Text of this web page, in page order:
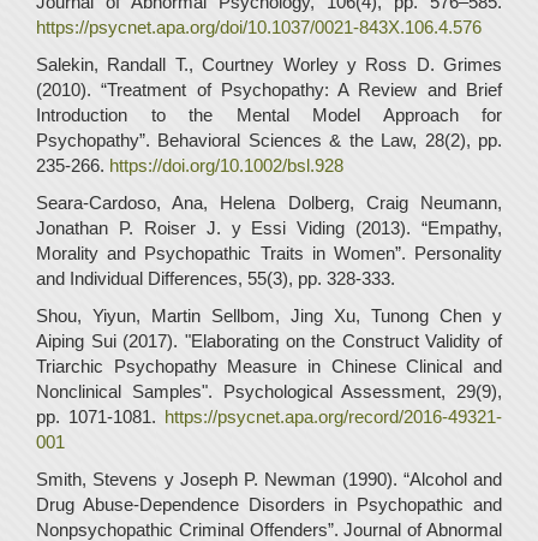
https://psycnet.apa.org/doi/10.1037/0021-843X.106.4.576
Salekin, Randall T., Courtney Worley y Ross D. Grimes
(2010). “Treatment of Psychopathy: A Review and Brief
Introduction to the Mental Model Approach for
Psychopathy”. Behavioral Sciences & the Law, 28(2), pp.
235-266. https://doi.org/10.1002/bsl.928
Seara-Cardoso, Ana, Helena Dolberg, Craig Neumann,
Jonathan P. Roiser J. y Essi Viding (2013). “Empathy,
Morality and Psychopathic Traits in Women”. Personality
and Individual Differences, 55(3), pp. 328-333.
Shou, Yiyun, Martin Sellbom, Jing Xu, Tunong Chen y
Aiping Sui (2017). "Elaborating on the Construct Validity of
Triarchic Psychopathy Measure in Chinese Clinical and
Nonclinical Samples". Psychological Assessment, 29(9),
pp. 1071-1081. https://psycnet.apa.org/record/2016-49321-
001
Smith, Stevens y Joseph P. Newman (1990). “Alcohol and
Drug Abuse-Dependence Disorders in Psychopathic and
Nonpsychopathic Criminal Offenders”. Journal of Abnormal